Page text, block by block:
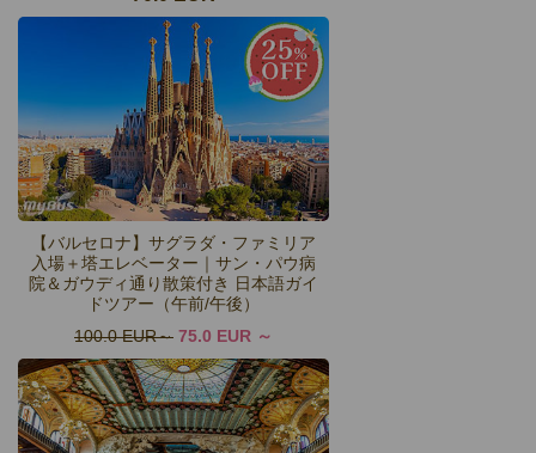
【バルセロナ】サグラダ・ファミリア
入場＋塔エレベーター｜サン・パウ病
院＆ガウディ通り散策付き 日本語ガイ
ドツアー（午前/午後）
100.0 EUR
75.0 EUR